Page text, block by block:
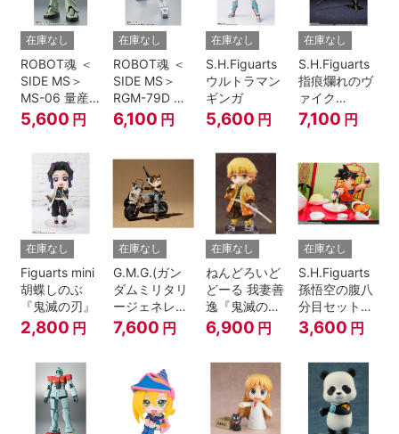
在庫なし
ROBOT魂 ＜
SIDE MS＞
MS-06 量産
型ザク ver.
A.N.I.M.E.
5,600 円
在庫なし
ROBOT魂 ＜
SIDE MS＞
RGM-79D ジ
ム寒冷地仕様
ver.
6,100 円
在庫なし
S.H.Figuarts
ウルトラマン
ギンガ
5,600 円
在庫なし
S.H.Figuarts
指痕爛れのヴ
ァイク
『ELDEN
RING』
7,100 円
在庫なし
Figuarts mini
胡蝶しのぶ
『鬼滅の刃』
2,800 円
在庫なし
G.M.G.(ガン
ダムミリタリ
ージェネレー
ション） 機動
戦士ガンダム
地球連邦軍V-
SP09 一般兵
士＆連邦兵専
用バイク
7,600 円
在庫なし
ねんどろいど
どーる 我妻善
逸『鬼滅の
刃』
6,900 円
在庫なし
S.H.Figuarts
孫悟空の腹八
分目セット
『ドラゴンボ
ールZ』
3,600 円